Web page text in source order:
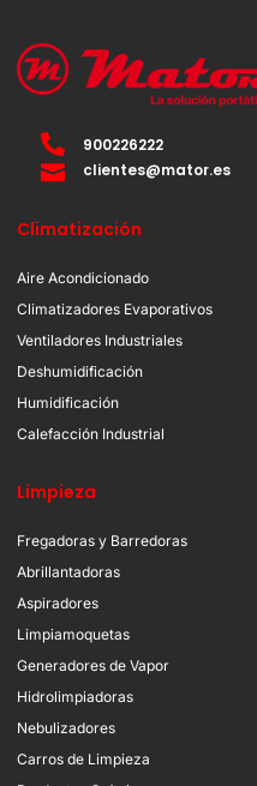
900226222
clientes@mator.es
Climatización
Aire Acondicionado
Climatizadores Evaporativos
Ventiladores Industriales
Deshumidificación
Humidificación
Calefacción Industrial
Limpieza
Fregadoras y Barredoras
Abrillantadoras
Aspiradores
Limpiamoquetas
Generadores de Vapor
Hidrolimpiadoras
Nebulizadores
Carros de Limpieza